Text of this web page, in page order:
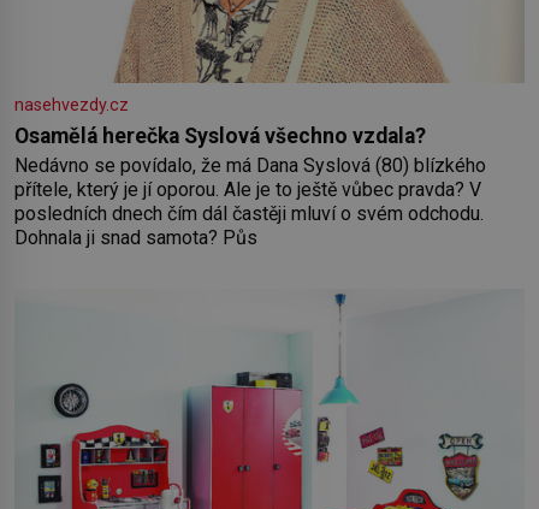
nasehvezdy.cz
Osamělá herečka Syslová všechno vzdala?
Nedávno se povídalo, že má Dana Syslová (80) blízkého
přítele, který je jí oporou. Ale je to ještě vůbec pravda? V
posledních dnech čím dál častěji mluví o svém odchodu.
Dohnala ji snad samota? Půs